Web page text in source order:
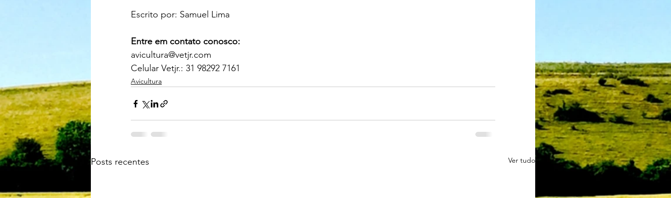
Escrito por: Samuel Lima
Entre em contato conosco:
avicultura@vetjr.com
Celular Vetjr.: 31 98292 7161
Avicultura
Posts recentes Ver tudo